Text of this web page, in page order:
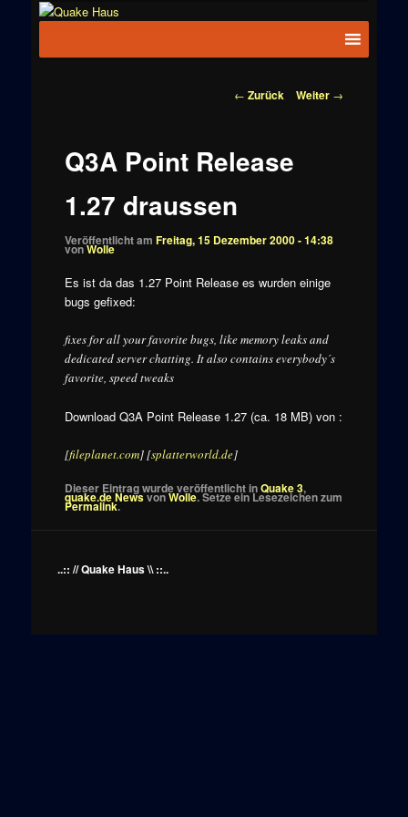
News zu
Beitragsnavigation
← Zurück Weiter →
Q3A Point Release
1.27 draussen
Veröffentlicht am Freitag, 15 Dezember 2000 - 14:38
vonWolle
Es ist da das 1.27 Point Release es wurden einige
bugs gefixed:
fixes for all your favorite bugs, like memory leaks and
dedicated server chatting. It also contains everybody´s
favorite, speed tweaks
Download Q3A Point Release 1.27 (ca. 18 MB) von :
[fileplanet.com] [splatterworld.de]
Dieser Eintrag wurde veröffentlicht inQuake 3,
quake.de NewsvonWolle. Setze ein Lesezeichen zum
Permalink.
..:: // Quake Haus \\ ::..